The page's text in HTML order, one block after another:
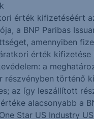
érték kifizetéséért
a BNP Paribas
amennyiben
érték kifizetése
a
részvényben történő
az így leszállított
alacsonyabb a
Star US Industry